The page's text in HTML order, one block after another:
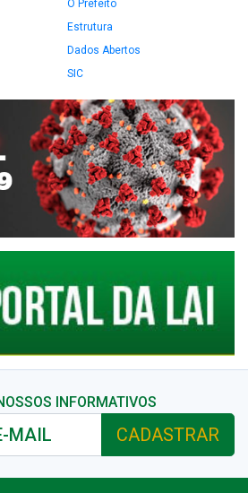
O Prefeito
Estrutura
Dados Abertos
SIC
INFORMATIVOS
CADASTRAR